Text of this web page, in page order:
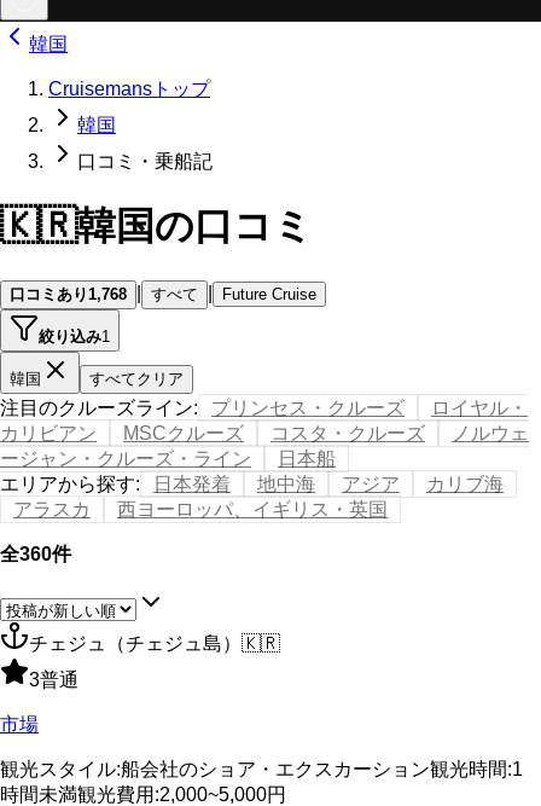
韓国
Cruisemansトップ
韓国
口コミ・乗船記
🇰🇷韓国の口コミ
口コミあり1,768 すべて Future Cruise
絞り込み1
韓国 すべてクリア
注目のクルーズライン: プリンセス・クルーズ
ロイヤル・
カリビアン
MSCクルーズ コスタ・クルーズ
ノルウェ
ージャン・クルーズ・ライン
日本船
エリアから探す: 日本発着 地中海 アジア
カリブ海
アラスカ
西ヨーロッパ、イギリス・英国
全360件
チェジュ（チェジュ島） 🇰🇷
3普通
市場
観光スタイル:船会社のショア・エクスカーション観光時間:1
時間未満観光費用 :2,000~5,000円